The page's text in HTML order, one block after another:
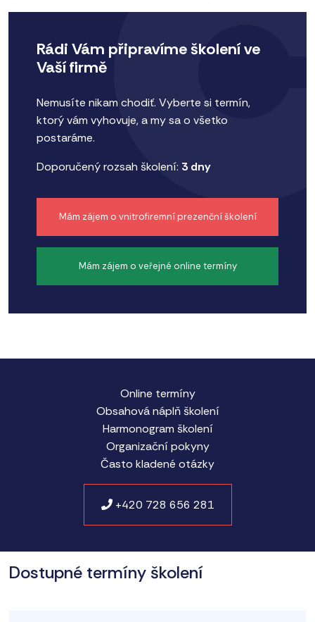
Rádi Vám připravíme školení ve
Vaší firmě
Nemusíte nikam chodiť. Vyberte si termín,
ktorý vám vyhovuje, a my sa o všetko
postaráme.
Doporučený rozsah školení: 3 dny
Mám zájem o vnitrofiremní prezenční školení
Mám zájem o veřejné online termíny
Online termíny
Obsahová náplň školení
Harmonogram školení
Organizační pokyny
Často kladené otázky
+420 728 656 281
Dostupné termíny školení